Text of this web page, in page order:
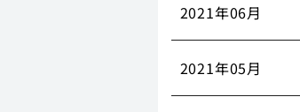
2021年06月
2021年05月